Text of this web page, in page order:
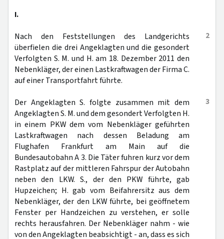
I.
2
Nach den Feststellungen des Landgerichts
überfielen die drei Angeklagten und die gesondert
Verfolgten S. M. und H. am 18. Dezember 2011 den
Nebenkläger, der einen Lastkraftwagen der Firma C.
auf einer Transportfahrt führte.
3
Der Angeklagten S. folgte zusammen mit dem
Angeklagten S. M. und dem gesondert Verfolgten H.
in einem PKW dem vom Nebenkläger geführten
Lastkraftwagen nach dessen Beladung am
Flughafen Frankfurt am Main auf die
Bundesautobahn A 3. Die Täter fuhren kurz vor dem
Rastplatz auf der mittleren Fahrspur der Autobahn
neben den LKW. S., der den PKW führte, gab
Hupzeichen; H. gab vom Beifahrersitz aus dem
Nebenkläger, der den LKW führte, bei geöffnetem
Fenster per Handzeichen zu verstehen, er solle
rechts herausfahren. Der Nebenkläger nahm - wie
von den Angeklagten beabsichtigt - an, dass es sich